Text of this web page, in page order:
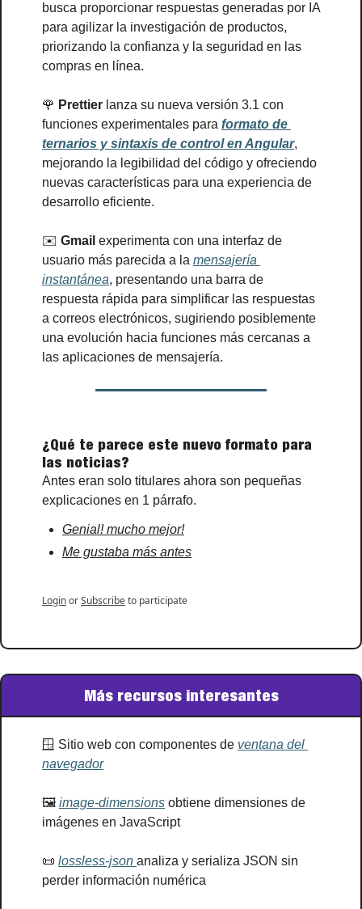
busca proporcionar respuestas generadas por IA
para agilizar la investigación de productos,
priorizando la confianza y la seguridad en las
compras en línea.
🌹 Prettier lanza su nueva versión 3.1 con
funciones experimentales para formato de
ternarios y sintaxis de control en Angular,
mejorando la legibilidad del código y ofreciendo
nuevas características para una experiencia de
desarrollo eficiente.
✉️ Gmail experimenta con una interfaz de
usuario más parecida a la mensajería
instantánea, presentando una barra de
respuesta rápida para simplificar las respuestas
a correos electrónicos, sugiriendo posiblemente
una evolución hacia funciones más cercanas a
las aplicaciones de mensajería.
¿Qué te parece este nuevo formato para
las noticias?
Antes eran solo titulares ahora son pequeñas
explicaciones en 1 párrafo.
Genial! mucho mejor!
Me gustaba más antes
LoginorSubscribeto participate
Más recursos interesantes
🪟 Sitio web con componentes de ventana del
navegador
🖼 image-dimensions obtiene dimensiones de
imágenes en JavaScript
📜 lossless-json analiza y serializa JSON sin
perder información numérica